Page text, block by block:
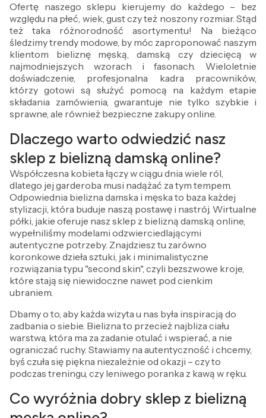
Ofertę naszego sklepu kierujemy do każdego – bez
względu na płeć, wiek, gust czy też noszony rozmiar. Stąd
też taka różnorodność asortymentu! Na bieżąco
śledzimy trendy modowe, by móc zaproponować naszym
klientom bieliznę męską, damską czy dziecięcą w
najmodniejszych wzorach i fasonach. Wieloletnie
doświadczenie, profesjonalna kadra pracowników,
którzy gotowi są służyć pomocą na każdym etapie
składania zamówienia, gwarantuje nie tylko szybkie i
sprawne, ale również bezpieczne zakupy online.
Dlaczego warto odwiedzić nasz
sklep z bielizną damską online?
Współczesna kobieta łączy w ciągu dnia wiele ról,
dlatego jej garderoba musi nadążać za tym tempem.
Odpowiednia bielizna damska i męska to baza każdej
stylizacji, która buduje naszą postawę i nastrój. Wirtualne
półki, jakie oferuje nasz sklep z bielizną damską online,
wypełniliśmy modelami odzwierciedlającymi
autentyczne potrzeby. Znajdziesz tu zarówno
koronkowe dzieła sztuki, jak i minimalistyczne
rozwiązania typu "second skin", czyli bezszwowe kroje,
które stają się niewidoczne nawet pod cienkim
ubraniem.
Dbamy o to, aby każda wizyta u nas była inspiracją do
zadbania o siebie. Bielizna to przecież najbliza ciału
warstwa, która ma za zadanie otulać i wspierać, a nie
ograniczać ruchy. Stawiamy na autentyczność i chcemy,
byś czuła się piękna niezależnie od okazji – czy to
podczas treningu, czy leniwego poranka z kawą w ręku.
Co wyróżnia dobry sklep z bielizną